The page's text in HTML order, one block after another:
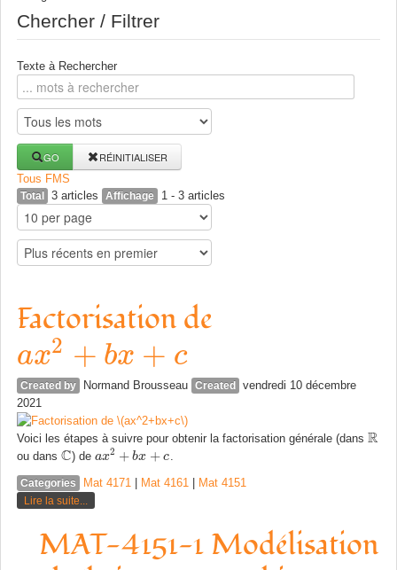
Chercher / Filtrer
Texte à Rechercher
GO RÉINITIALISER
Tous FMS
Total 3 articles Affichage 1 - 3 articles
Factorisation de
ax2 + bx + c
ax2+bx+c
Created by Normand Brousseau Created vendredi 10 décembre
2021
Voici les étapes à suivre pour obtenir la factorisation générale (dans R
R
ou dans C
C ) de ax2 + bx + c
ax2+bx+c .
Categories Mat 4171 Mat 4161 Mat 4151
Lire la suite...
MAT-4151-1 Modélisation